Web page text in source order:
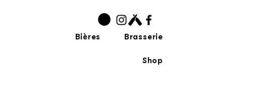
Bières Brasserie
Shop